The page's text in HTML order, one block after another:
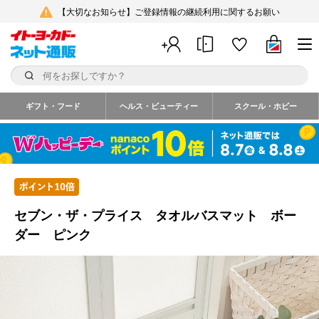
【大切なお知らせ】ご登録情報の継続利用に関するお願い
ギフト・フード ヘルス・ビューティー スクール・ホビー
セブン・ザ・プライス タオルバスマット ボー
ダー ピンク